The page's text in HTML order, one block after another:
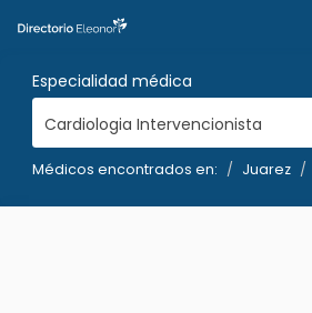
Especialidad médica
Cardiologia Intervencionista
Médicos encontrados en: Juarez